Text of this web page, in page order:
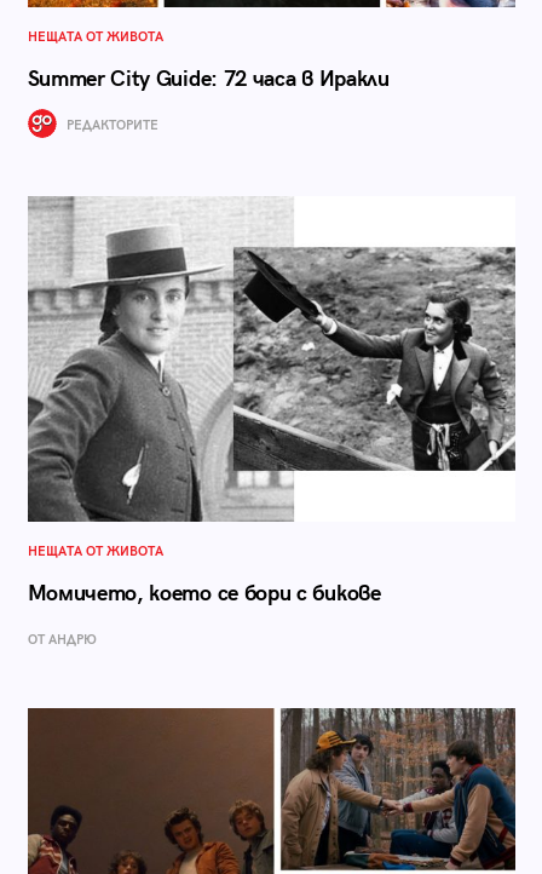
НЕЩАТА ОТ ЖИВОТА
Summer City Guide: 72 часа в Иракли
РЕДАКТОРИТЕ
НЕЩАТА ОТ ЖИВОТА
Момичето, което се бори с бикове
ОТ АНДРЮ